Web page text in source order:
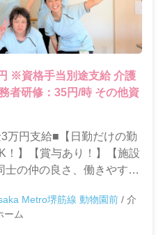
者研修：35円/時 その他資
万円支給■【日勤だけの勤
！】【賞与あり！】【施設
士の仲の良さ、働きやすい
立したい方大歓迎です！
Metro堺筋線 動物園前 / 介
ーム